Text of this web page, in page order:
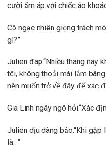
cười ấm áp.với chiếc áo
Cô ngạc nhiên giọng trách
gì?”
Julien đáp.“Nhiều tháng nay
tôi, không thoải mái lắm
nên muốn trở về đây để xác
Gia Linh ngây ngô hỏi.“Xác
Julien dịu dàng bảo.“Khi
là…”